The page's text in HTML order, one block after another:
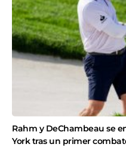
Rahm y DeChambeau se
York tras un primer